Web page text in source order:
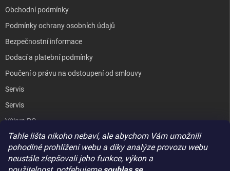
Tahle lišta nikoho nebaví, ale abychom Vám umožnili
pohodlné prohlížení webu a díky analýze provozu webu
neustále zlepšovali jeho funkce, výkon a
Obchodní podmínky
Podmínky ochrany osobních údajů
Bezpečnostní informace
Dodací a platební podmínky
Poučení o právu na odstoupení od smlouvy
Servis
Servis
Výkup PC
Kopírování / laminování
Hodnocení obchodu